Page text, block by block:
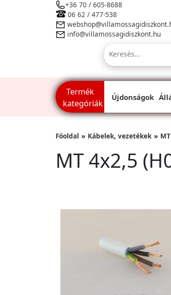
+36 70 / 605-8688
06 62 / 477-538
info@villamossagidiszkont.hu
Termék
kategóriák
Újdonságok
Főoldal Kábelek, vezetékek
MT 4x2,5